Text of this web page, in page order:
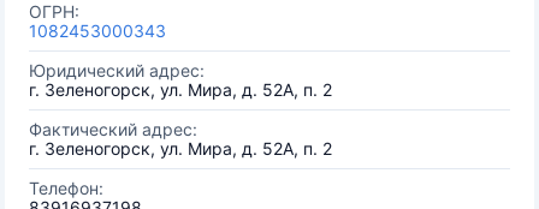
ОГРН:
1082453000343
Юридический адрес:
г. Зеленогорск, ул. Мира, д. 52А, п. 2
Фактический адрес:
г. Зеленогорск, ул. Мира, д. 52А, п. 2
Телефон: